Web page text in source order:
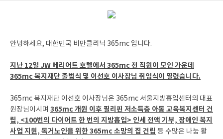
안녕하세요, 대한민국 비만클리닉 365mc 입니다.
지난 12일 JW 메리어트 호텔에서 365mc 전 직원이 모인 가운데
365mc 복지재단 출범식 및 이선호 이사장님 취임식이 열렸습니다.
365mc 복지재단 이선호 이사장님은 365mc 서울지방흡입센터의 대표
원장님이시며 365mc 개원 이후 필리핀 저소득층 아동 교육복지센터 건
립, <100번의 다이어트 한 번의 지방흡입> 인세 전액 기부, 장애인 복지
사업 지원, 독거노인을 위한 365mc 소망의 집 건립 등 수많은 나눔 활